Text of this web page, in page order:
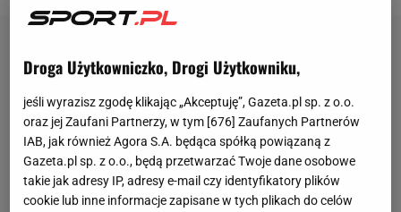
Droga Użytkowniczko, Drogi Użytkowniku,
jeśli wyrazisz zgodę klikając „Akceptuję”, Gazeta.pl sp. z o.o.
oraz jej Zaufani Partnerzy, w tym [676] Zaufanych Partnerów
IAB, jak również Agora S.A. będąca spółką powiązaną z
Gazeta.pl sp. z o.o., będą przetwarzać Twoje dane osobowe
takie jak adresy IP, adresy e-mail czy identyfikatory plików
cookie lub inne informacje zapisane w tych plikach do celów